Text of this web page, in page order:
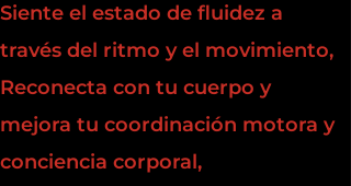
Siente el estado de fluidez a
través del ritmo y el movimiento,
Reconecta con tu cuerpo y
mejora tu coordinación motora y
conciencia corporal,